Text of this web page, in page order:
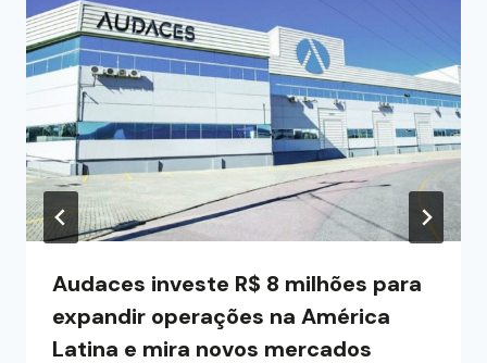
Audaces investe R$ 8 milhões para
expandir operações na América
Latina e mira novos mercados